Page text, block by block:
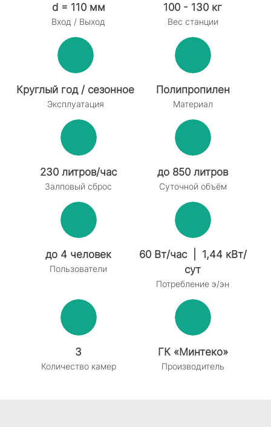
d = 110 мм
Вход / Выход
100 - 130 кг
Вес станции
Круглый год / сезонное
Эксплуатация
Полипропилен
Материал
230 литров/час
Залповый сброс
до 850 литров
Суточной объём
до 4 человек
Пользователи
60 Вт/час | 1,44 кВт/
сут
Потребление э/эн
3
Количество камер
ГК «Минтеко»
Производитель